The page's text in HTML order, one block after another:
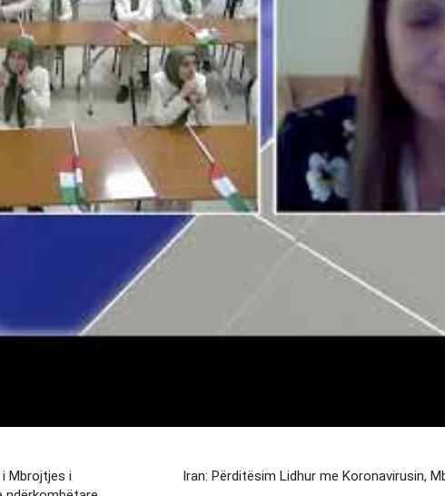
Mbrojtjes i
Iran: Përditësim Lidhur me Koronavirusin,